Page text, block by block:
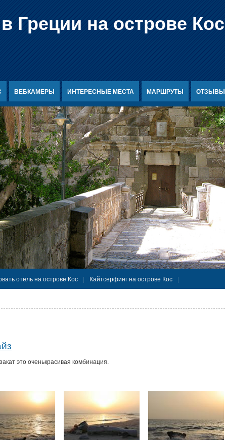
Греции на острове Кос
ВЕБКАМЕРЫ ИНТЕРЕСНЫЕ МЕСТА МАРШРУТЫ ОТЗЫВЫ
отель на острове Кос Кайтсерфинг на острове Кос
это оченькрасивая комбинация.